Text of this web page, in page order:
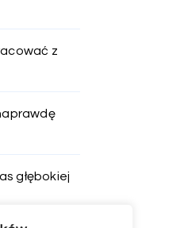
z
głębokiej